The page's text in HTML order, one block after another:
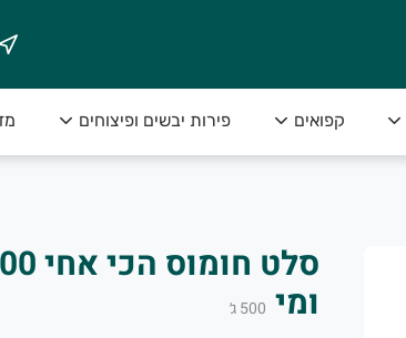
קפואים פירות יבשים ופיצוחים
ומי 500ג׳